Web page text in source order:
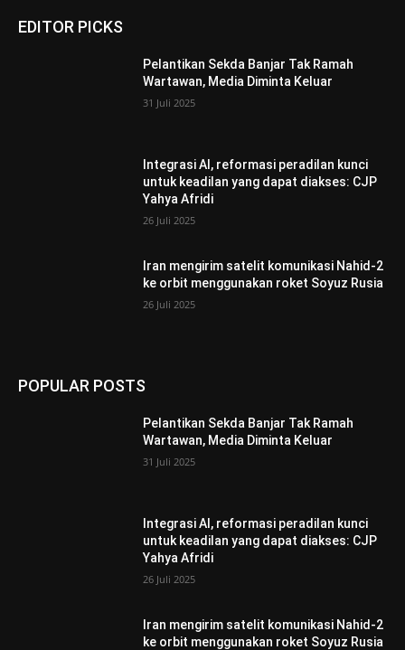
EDITOR PICKS
Pelantikan Sekda Banjar Tak Ramah
Wartawan, Media Diminta Keluar
31 Juli 2025
Integrasi AI, reformasi peradilan kunci
untuk keadilan yang dapat diakses: CJP
Yahya Afridi
26 Juli 2025
Iran mengirim satelit komunikasi Nahid-2
ke orbit menggunakan roket Soyuz Rusia
26 Juli 2025
POPULAR POSTS
Pelantikan Sekda Banjar Tak Ramah
Wartawan, Media Diminta Keluar
31 Juli 2025
Integrasi AI, reformasi peradilan kunci
untuk keadilan yang dapat diakses: CJP
Yahya Afridi
26 Juli 2025
Iran mengirim satelit komunikasi Nahid-2
ke orbit menggunakan roket Soyuz Rusia